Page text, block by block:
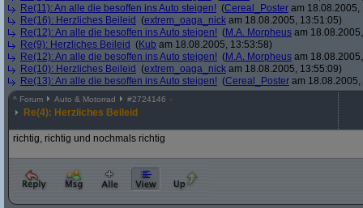
Re(11): An alle die besoffen ins Auto steigen! (Cereal_Poster am 18.08.2005,
Re(16): Herzliches Beileid (extrem_oaga_nick am 18.08.2005, 13:51:05)
Re(12): An alle die besoffen ins Auto steigen! (M.A. Morpheus am
Re(9): Herzliches Beileid (Kub am 18.08.2005, 13:53:58)
Re(12): An alle die besoffen ins Auto steigen! (M.A. Morpheus am
Re(10): Herzliches Beileid (extrem_oaga_nick am 18.08.2005, 13:55:09)
Re(13): An alle die besoffen ins Auto steigen! (Cereal_Poster am
^ Forum Auto & Motorrad #2724146
Re(4): Herzliches Beileid
richtig, richtig und nochmals richtig